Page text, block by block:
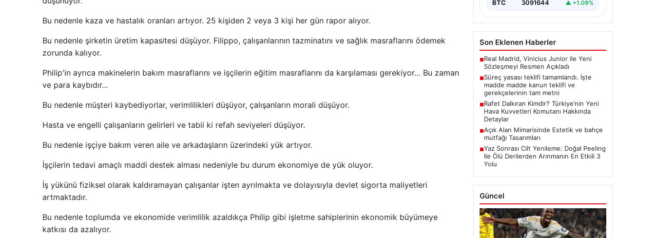
Bu nedenle kaza ve hastalık oranları artıyor. 25 kişiden 2 veya 3 kişi her gün rapor alıyor.
Bu nedenle şirketin üretim kapasitesi düşüyor. Filippo, çalışanlarının tazminatını ve sağlık masraflarını ödemek
zorunda kalıyor.
Philip'in ayrıca makinelerin bakım masraflarını ve işçilerin eğitim masraflarını da karşılaması gerekiyor… Bu zaman
ve para kaybıdır…
Bu nedenle müşteri kaybediyorlar, verimlilikleri düşüyor, çalışanların morali düşüyor.
Hasta ve engelli çalışanların gelirleri ve tabii ki refah seviyeleri düşüyor.
Bu nedenle işçiye bakım veren aile ve arkadaşların üzerindeki yük artıyor.
İşçilerin tedavi amaçlı maddi destek alması nedeniyle bu durum ekonomiye de yük oluyor.
İş yükünü fiziksel olarak kaldıramayan çalışanlar işten ayrılmakta ve dolayısıyla devlet sigorta maliyetleri
artmaktadır.
Bu nedenle toplumda ve ekonomide verimlilik azaldıkça Philip gibi işletme sahiplerinin ekonomik büyümeye
katkısı da azalıyor.
BTC 3091644 ▲ +1.09%
Son Eklenen Haberler
■Real Madrid, Vinicius Junior ile Yeni
Sözleşmeyi Resmen Açıkladı
■Süreç yasası teklifi tamamlandı. İşte
madde madde kanun teklifi ve
gerekçelerinin tam metni
■Rafet Dalkıran Kimdir? Türkiye’nin Yeni
Hava Kuvvetleri Komutanı Hakkında
Detaylar
■Açık Alan Mimarisinde Estetik ve bahçe
mutfağı Tasarımları
■Yaz Sonrası Cilt Yenileme: Doğal Peeling
Ile Ölü Derilerden Arınmanın En Etkili 3
Yolu
Güncel